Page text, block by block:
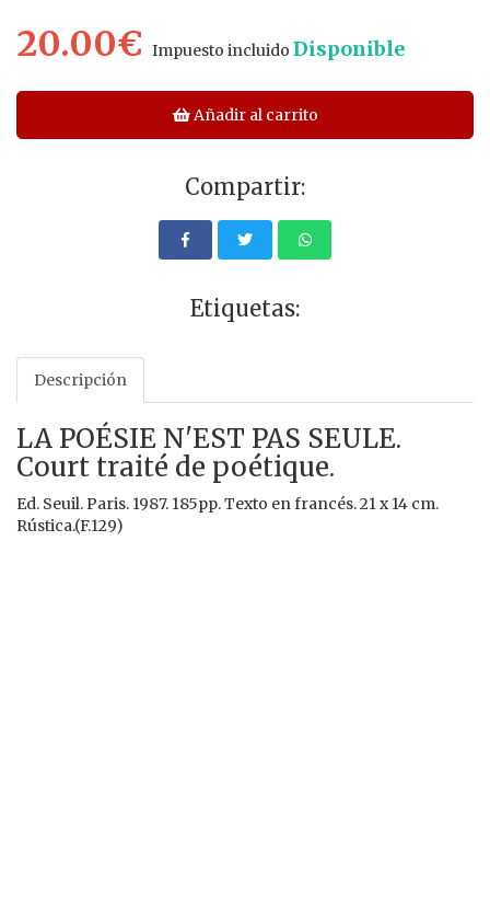
20.00€ Impuesto incluido Disponible
Añadir al carrito
Compartir:
Etiquetas:
Descripción
LA POÉSIE N'EST PAS SEULE.
Court traité de poétique.
Ed. Seuil. Paris. 1987. 185pp. Texto en francés. 21 x 14 cm.
Rústica.(F.129)